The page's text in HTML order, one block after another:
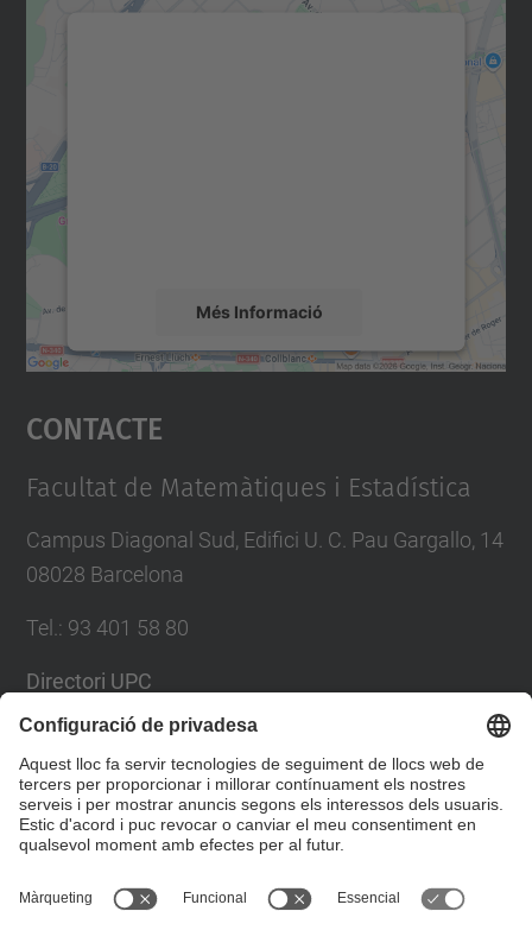
Més Informació
Accepta
powered by
Contacte
Facultat de Matemàtiques i Estadística
Campus Diagonal Sud, Edifici U. C. Pau Gargallo, 14
08028 Barcelona
Tel. : 93 401 58 80
Directori UPC
Formulari de contacte
Llista Xarxes Socials